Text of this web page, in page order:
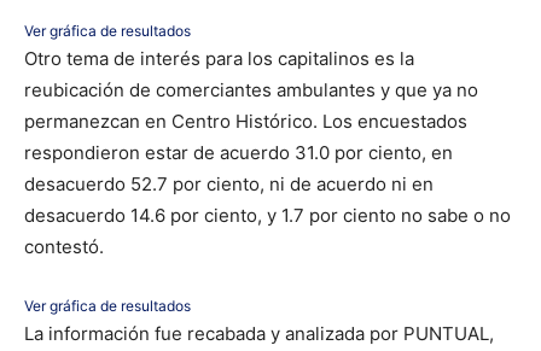
Ver gráfica de resultados
Otro tema de interés para los capitalinos es la
reubicación de comerciantes ambulantes y que ya no
permanezcan en Centro Histórico. Los encuestados
respondieron estar de acuerdo 31.0 por ciento, en
desacuerdo 52.7 por ciento, ni de acuerdo ni en
desacuerdo 14.6 por ciento, y 1.7 por ciento no sabe o no
contestó.
Ver gráfica de resultados
La información fue recabada y analizada por PUNTUAL,